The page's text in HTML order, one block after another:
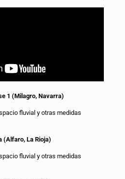
1 (Milagro, Navarra)
fluvial y otras medidas
(Alfaro, La Rioja)
fluvial y otras medidas